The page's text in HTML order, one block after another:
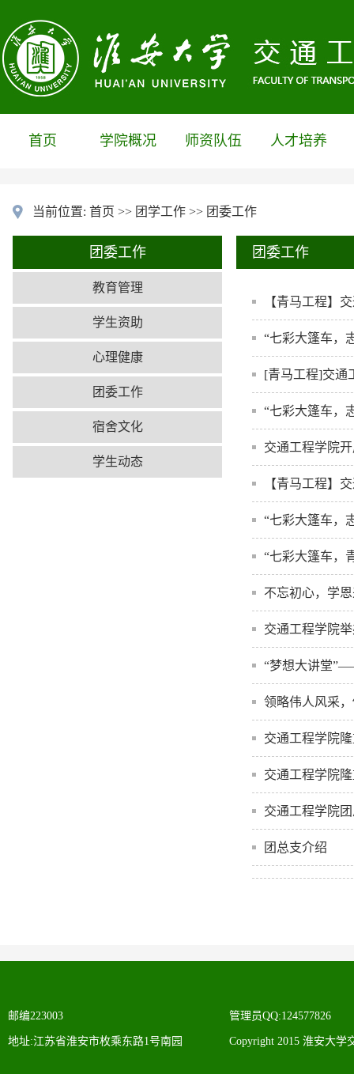
首页 学院概况 师资队伍 人才培养
当前位置: 首页 >> 团学工作 >> 团委工作
团委工作
教育管理
学生资助
心理健康
团委工作
宿舍文化
学生动态
团委工作
【青马工程】
“七彩大篷车，
[青马工程]交通
“七彩大篷车，
交通工程学院
【青马工程】
“七彩大篷车，
“七彩大篷车，
不忘初心，学
交通工程学院
“梦想大讲堂
领略伟人风采
交通工程学院
交通工程学院
交通工程学院
团总支介绍
邮编223003
地址:江苏省淮安市枚乘东路1号南园
管理员QQ:124577826
Copyright 2015 淮安大学